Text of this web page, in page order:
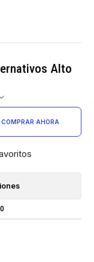
Alto
COMPRAR AHORA